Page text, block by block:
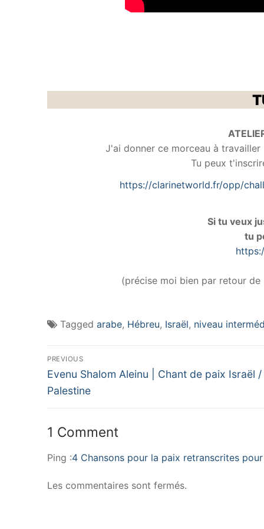
J'ai donner ce morceau à
Tu peux
https://clarinetworld.fr/opp/
Si tu veux
tu
(précise moi bien par retour
Tagged arabe, Hébreu, Israël, niveau
Navigation
de
l’article
PREVIOUS
Previous
post:
Evenu Shalom Aleinu | Chant de paix Israël /
Palestine
1 Comment
Ping :4 Chansons pour la paix retranscrites
Les commentaires sont fermés.